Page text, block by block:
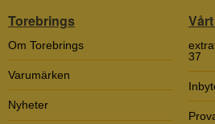
Torebrings
Om Torebrings
Varumärken
Nyheter
37